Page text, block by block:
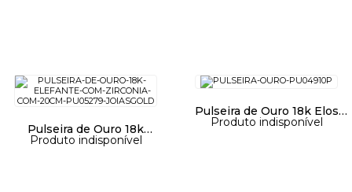
Pulseira de Ouro 18k
Elefante com Zircônia com
Produto indisponível
Pulseira de Ouro 18k Elos
Coração com Zircônia de
Produto indisponível